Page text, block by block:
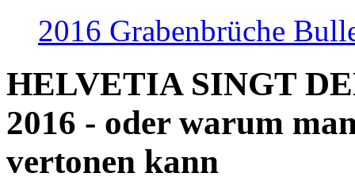
2016 Grabenbrüche
HELVETIA SINGT
2016 - oder warum
vertonen kann